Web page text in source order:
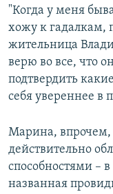
"Когда у меня
хожу к гадалкам,
жительница
верю во все, что
подтвердить
себя увереннее
Марина, впрочем,
действительно
способностями –
названная